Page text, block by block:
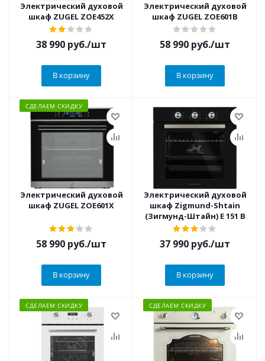
Электрический духовой
шкаф ZUGEL ZOE452X
38 990 руб./шт
В корзину
Электрический духовой
шкаф ZUGEL ZOE601B
58 990 руб./шт
В корзину
СДЕЛАЕМ СКИДКУ
Электрический духовой
шкаф ZUGEL ZOE601X
58 990 руб./шт
В корзину
Электрический духовой
шкаф Zigmund-Shtain
(Зигмунд-Штайн) E 151 B
37 990 руб./шт
В корзину
СДЕЛАЕМ СКИДКУ СДЕЛАЕМ СКИДКУ